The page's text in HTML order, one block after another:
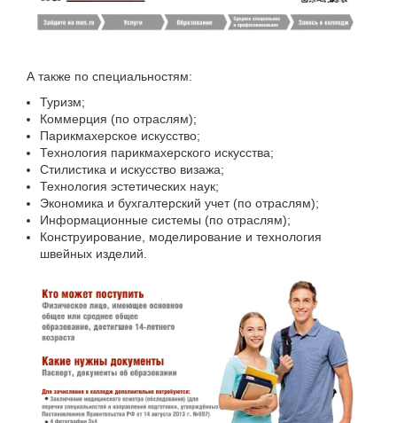
А также по специальностям:
Туризм;
Коммерция (по отраслям);
Парикмахерское искусство;
Технология парикмахерского искусства;
Стилистика и искусство визажа;
Технология эстетических наук;
Экономика и бухгалтерский учет (по отраслям);
Информационные системы (по отраслям);
Конструирование, моделирование и технология
швейных изделий.